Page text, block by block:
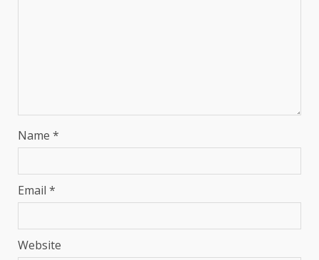
Name *
Email *
Website